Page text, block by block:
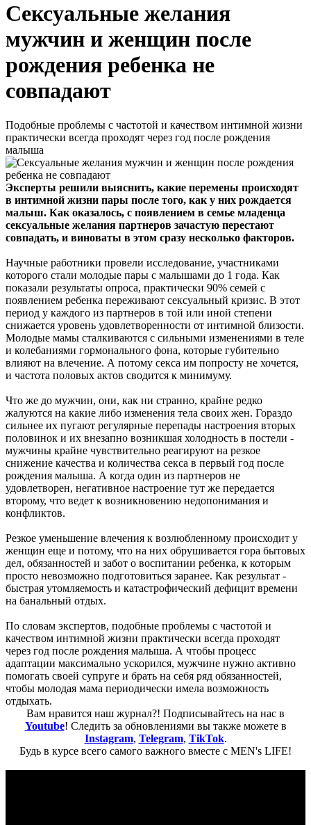
Сексуальные желания
мужчин и женщин после
рождения ребенка не
совпадают
Подобные проблемы с частотой и качеством интимной жизни
практически всегда проходят через год после рождения
малыша
Эксперты решили выяснить, какие перемены происходят
в интимной жизни пары после того, как у них рождается
малыш. Как оказалось, с появлением в семье младенца
сексуальные желания партнеров зачастую перестают
совпадать, и виноваты в этом сразу несколько факторов.
Научные работники провели исследование, участниками
которого стали молодые пары с малышами до 1 года. Как
показали результаты опроса, практически 90% семей с
появлением ребенка переживают сексуальный кризис. В этот
период у каждого из партнеров в той или иной степени
снижается уровень удовлетворенности от интимной близости.
Молодые мамы сталкиваются с сильными изменениями в теле
и колебаниями гормонального фона, которые губительно
влияют на влечение. А потому секса им попросту не хочется,
и частота половых актов сводится к минимуму.
Что же до мужчин, они, как ни странно, крайне редко
жалуются на какие либо изменения тела своих жен. Гораздо
сильнее их пугают регулярные перепады настроения вторых
половинок и их внезапно возникшая холодность в постели -
мужчины крайне чувствительно реагируют на резкое
снижение качества и количества секса в первый год после
рождения малыша. А когда один из партнеров не
удовлетворен, негативное настроение тут же передается
второму, что ведет к возникновению недопонимания и
конфликтов.
Резкое уменьшение влечения к возлюбленному происходит у
женщин еще и потому, что на них обрушивается гора бытовых
дел, обязанностей и забот о воспитании ребенка, к которым
просто невозможно подготовиться заранее. Как результат -
быстрая утомляемость и катастрофический дефицит времени
на банальный отдых.
По словам экспертов, подобные проблемы с частотой и
качеством интимной жизни практически всегда проходят
через год после рождения малыша. А чтобы процесс
адаптации максимально ускорился, мужчине нужно активно
помогать своей супруге и брать на себя ряд обязанностей,
чтобы молодая мама периодически имела возможность
отдыхать.
Вам нравится наш журнал?! Подписывайтесь на нас в
Youtube! Следить за обновлениями вы также можете в
Instagram, Telegram, TikTok.
Будь в курсе всего самого важного вместе с MEN's LIFE!